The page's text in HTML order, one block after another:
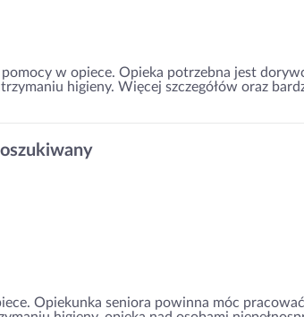
w opiece. Opieka potrzebna jest
higieny. Więcej szczegółów oraz
Opiekunka seniora powinna móc pracować